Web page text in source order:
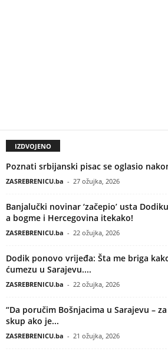
IZDVOJENO
Poznati srbijanski pisac se oglasio
ZASREBRENICU.ba - 27 ožujka, 2026
Banjalučki novinar ‘začepio’ usta
a bogme i Hercegovina itekako!
ZASREBRENICU.ba - 22 ožujka, 2026
Dodik ponovo vrijeđa: Šta me briga
ćumezu u Sarajevu....
ZASREBRENICU.ba - 22 ožujka, 2026
“Da poručim Bošnjacima u Sarajevu –
skup ako je...
ZASREBRENICU.ba - 21 ožujka, 2026